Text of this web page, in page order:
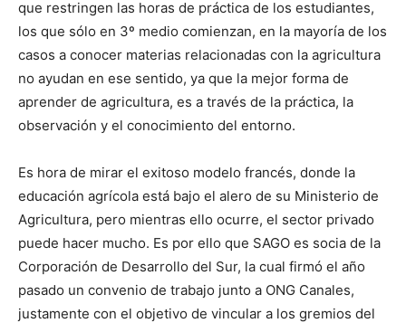
que restringen las horas de práctica de los estudiantes,
los que sólo en 3º medio comienzan, en la mayoría de los
casos a conocer materias relacionadas con la agricultura
no ayudan en ese sentido, ya que la mejor forma de
aprender de agricultura, es a través de la práctica, la
observación y el conocimiento del entorno.
Es hora de mirar el exitoso modelo francés, donde la
educación agrícola está bajo el alero de su Ministerio de
Agricultura, pero mientras ello ocurre, el sector privado
puede hacer mucho. Es por ello que SAGO es socia de la
Corporación de Desarrollo del Sur, la cual firmó el año
pasado un convenio de trabajo junto a ONG Canales,
justamente con el objetivo de vincular a los gremios del